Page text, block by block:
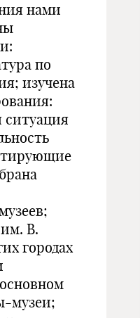
нами
по
изучена
ситуация
В.
городах
музеи;